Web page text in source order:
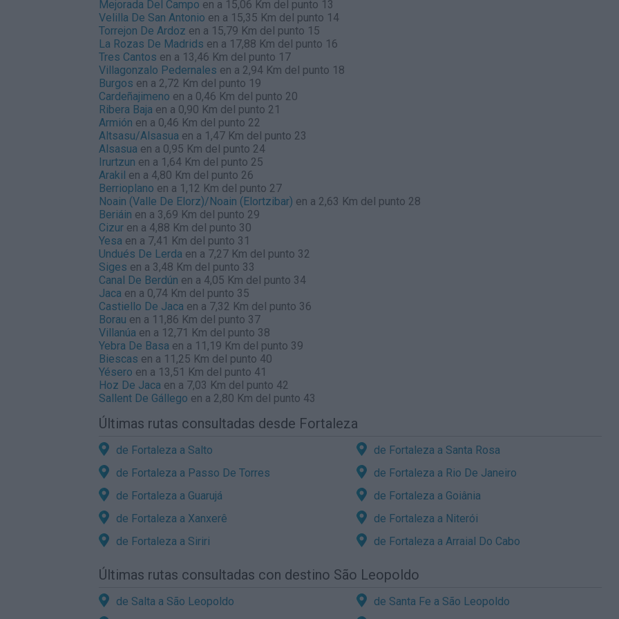
Mejorada Del Campo en a 15,06 Km del punto 13
Velilla De San Antonio en a 15,35 Km del punto 14
Torrejon De Ardoz en a 15,79 Km del punto 15
La Rozas De Madrids en a 17,88 Km del punto 16
Tres Cantos en a 13,46 Km del punto 17
Villagonzalo Pedernales en a 2,94 Km del punto 18
Burgos en a 2,72 Km del punto 19
Cardeñajimeno en a 0,46 Km del punto 20
Ribera Baja en a 0,90 Km del punto 21
Armión en a 0,46 Km del punto 22
Altsasu/Alsasua en a 1,47 Km del punto 23
Alsasua en a 0,95 Km del punto 24
Irurtzun en a 1,64 Km del punto 25
Arakil en a 4,80 Km del punto 26
Berrioplano en a 1,12 Km del punto 27
Noain (Valle De Elorz)/Noain (Elortzibar) en a 2,63 Km del punto 28
Beriáin en a 3,69 Km del punto 29
Cizur en a 4,88 Km del punto 30
Yesa en a 7,41 Km del punto 31
Undués De Lerda en a 7,27 Km del punto 32
Siges en a 3,48 Km del punto 33
Canal De Berdún en a 4,05 Km del punto 34
Jaca en a 0,74 Km del punto 35
Castiello De Jaca en a 7,32 Km del punto 36
Borau en a 11,86 Km del punto 37
Villanúa en a 12,71 Km del punto 38
Yebra De Basa en a 11,19 Km del punto 39
Biescas en a 11,25 Km del punto 40
Yésero en a 13,51 Km del punto 41
Hoz De Jaca en a 7,03 Km del punto 42
Sallent De Gállego en a 2,80 Km del punto 43
Últimas rutas consultadas desde Fortaleza
de Fortaleza a Salto
de Fortaleza a Santa Rosa
de Fortaleza a Passo De Torres
de Fortaleza a Rio De Janeiro
de Fortaleza a Guarujá
de Fortaleza a Goiânia
de Fortaleza a Xanxerê
de Fortaleza a Niterói
de Fortaleza a Siriri
de Fortaleza a Arraial Do Cabo
Últimas rutas consultadas con destino São Leopoldo
de Salta a São Leopoldo
de Santa Fe a São Leopoldo